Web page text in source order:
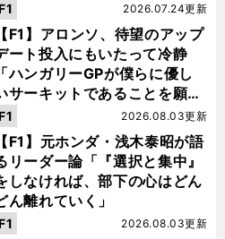
【F1】アロンソ、待望のアップ
ート投入にもいたって冷静
「ハンガリーGPが僕らに優し
サーキットであることを願
」
2026.07.24更新
F1
【F1】元ホンダ・浅木泰昭が語
リーダー論「『選択と集中』
しなければ、部下の心はどん
ん離れていく」
2026.08.03更新
F1
2026.08.03更新
F1